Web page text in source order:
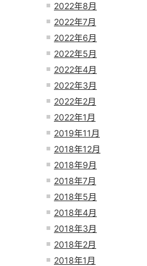
2022年8月
2022年7月
2022年6月
2022年5月
2022年4月
2022年3月
2022年2月
2022年1月
2019年11月
2018年12月
2018年9月
2018年7月
2018年5月
2018年4月
2018年3月
2018年2月
2018年1月